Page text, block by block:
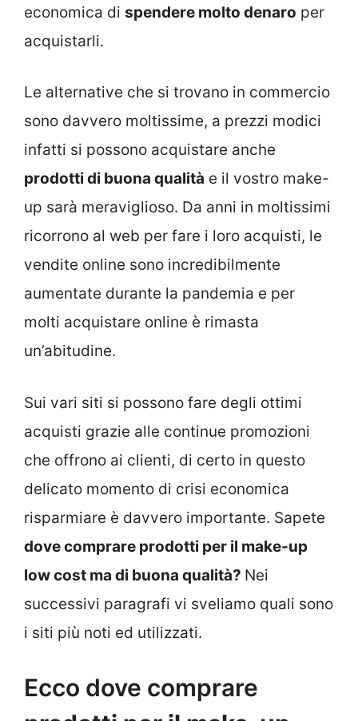
economica di spendere molto denaro per
acquistarli.
Le alternative che si trovano in commercio
sono davvero moltissime, a prezzi modici
infatti si possono acquistare anche
prodotti di buona qualità e il vostro make-
up sarà meraviglioso. Da anni in moltissimi
ricorrono al web per fare i loro acquisti, le
vendite online sono incredibilmente
aumentate durante la pandemia e per
molti acquistare online è rimasta
un’abitudine.
Sui vari siti si possono fare degli ottimi
acquisti grazie alle continue promozioni
che offrono ai clienti, di certo in questo
delicato momento di crisi economica
risparmiare è davvero importante. Sapete
dove comprare prodotti per il make-up
low cost ma di buona qualità? Nei
successivi paragrafi vi sveliamo quali sono
i siti più noti ed utilizzati.
Ecco dove comprare